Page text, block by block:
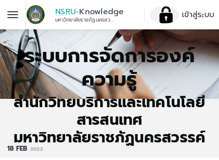
NSRU-Knowledge
มหาวิทยาลัยราชภัฏนครสวรรค์ เข้าสู่ระบบ
ระบบการจัดการองค์
ความรู้
สำนักวิทยบริการและเทคโนโลยี
สารสนเทศ
มหาวิทยาลัยราชภัฏนครสวรรค์
18 FEB 2022